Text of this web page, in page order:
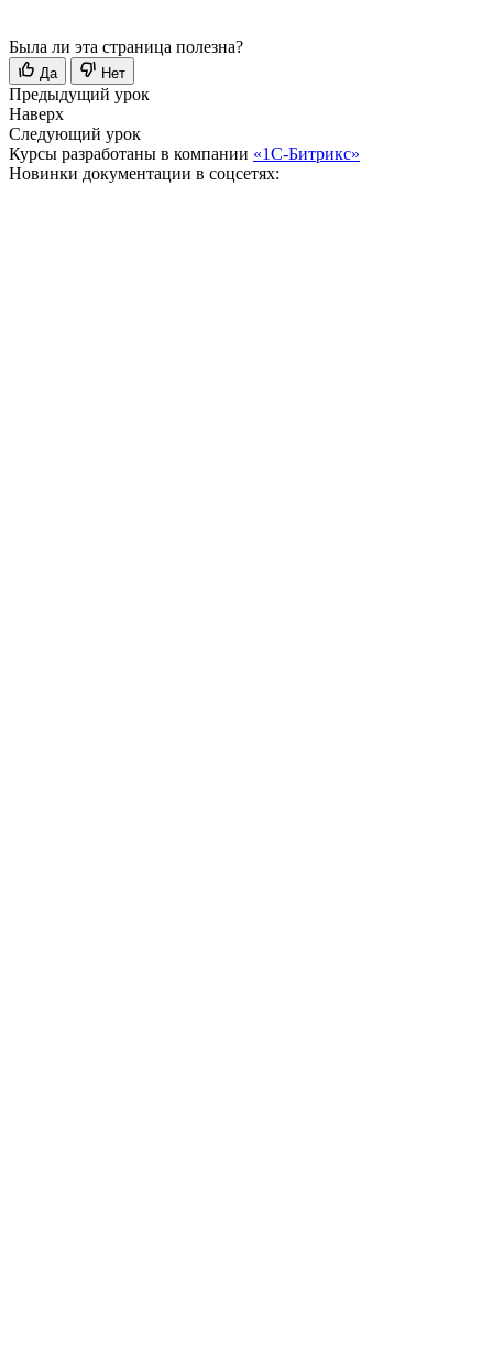
Была ли эта страница полезна?
Да Нет
Предыдущий урок
Наверх
Следующий урок
Курсы разработаны в компании «1С-Битрикс»
Новинки документации в соцсетях: